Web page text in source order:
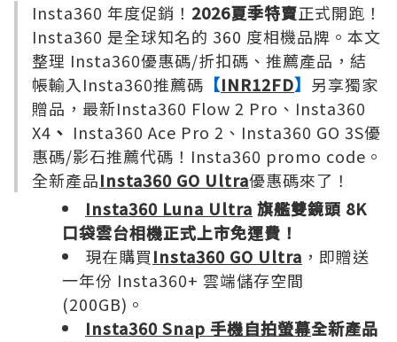
Insta360 年度促銷！ 2026夏季特賣正式開跑！
Insta360 是全球知名的 360 度相機品牌。本文
整理 Insta360優惠碼/折扣碼、推薦產品，結
帳輸入Insta360推薦碼 【INR12FD】 另享獨家
贈品，最新Insta360 Flow 2 Pro、Insta360
X4 、 Insta360 Ace Pro 2、Insta360 GO 3S優
惠碼/影石推薦代碼！Insta360 promo code。
全新產品Insta360 GO Ultra優惠碼來了！
Insta360 Luna Ultra 旗艦雙鏡頭 8K
口袋雲台相機正式上市免運費！
現在購買Insta360 GO Ultra ，即贈送
一年份 Insta360+ 雲端儲存空間
(200GB)。
Insta360 Snap 手機自拍螢幕全新產品